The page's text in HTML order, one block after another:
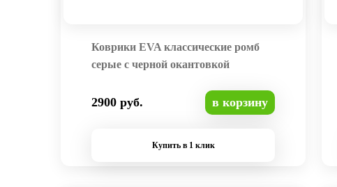
Коврики EVA классические ромб
серые с черной окантовкой
2900 руб. в корзину
Купить в 1 клик